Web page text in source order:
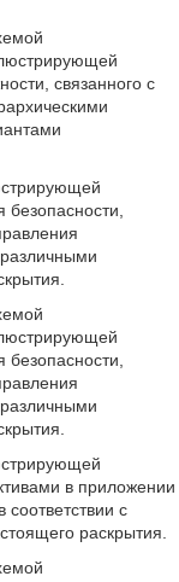
связанного с
в приложении
с
раскрытия.